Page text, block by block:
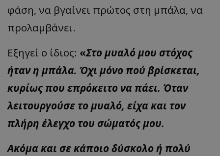
φάση, να βγαίνει πρώτος στη μπάλα, να
προλαμβάνει.
Εξηγεί ο ίδιος: «Στο μυαλό μου στόχος
ήταν η μπάλα. Όχι μόνο πού βρίσκεται,
κυρίως που επρόκειτο να πάει. Όταν
λειτουργούσε το μυαλό, είχα και τον
πλήρη έλεγχο του σώματός μου.
Ακόμα και σε κάποιο δύσκολο ή πολύ